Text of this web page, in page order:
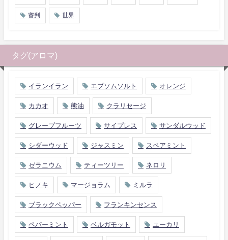
審判 世界
タグ(アロマ)
イランイラン エプソムソルト オレンジ
カカオ 熊油 クラリセージ
グレープフルーツ サイプレス サンダルウッド
シダーウッド ジャスミン スペアミント
ゼラニウム ティーツリー ネロリ
ヒノキ マージョラム ミルラ
ブラックペッパー フランキンセンス
ペパーミント ベルガモット ユーカリ